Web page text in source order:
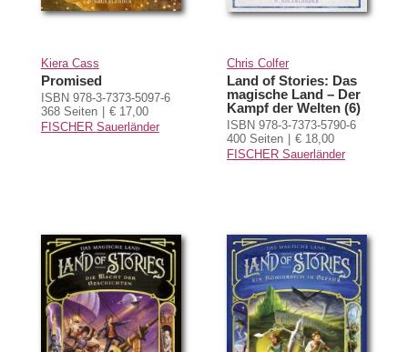
Kiera Cass
Promised
ISBN 978-3-7373-5097-6
368 Seiten
€ 17,00
FISCHER Sauerländer
Chris Colfer
Land of Stories: Das
magische Land – Der
Kampf der Welten (6)
ISBN 978-3-7373-5790-6
400 Seiten
€ 18,00
FISCHER Sauerländer